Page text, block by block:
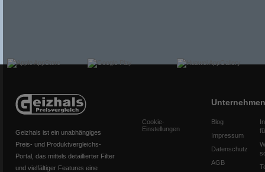
Geizhals ist ein unabhängiges
Preis- und Produktvergleichs-
Portal, das mittels detaillierter Filter
und vielfältiger Features eine
Cookie-
Einstellungen
Unternehmen
Blog
Impressum
Datenschutz
AGB